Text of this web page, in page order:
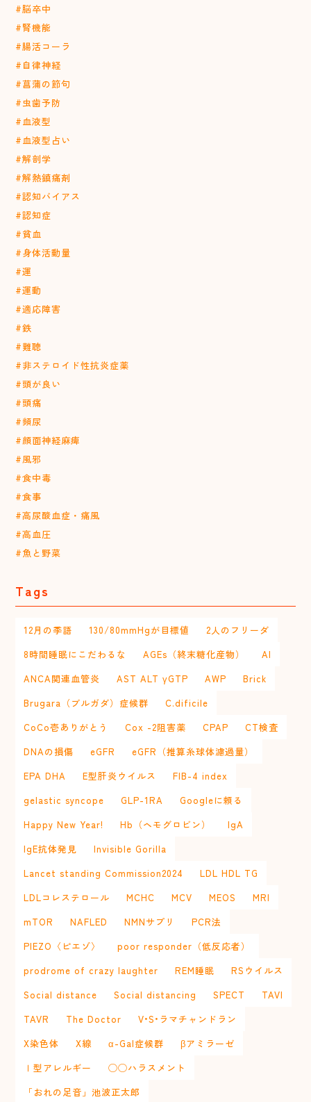
#脳卒中
#腎機能
#腸活コーラ
#自律神経
#菖蒲の節句
#虫歯予防
#血液型
#血液型占い
#解剖学
#解熱鎮痛剤
#認知バイアス
#認知症
#貧血
#身体活動量
#運
#運動
#適応障害
#鉄
#難聴
#非ステロイド性抗炎症薬
#頭が良い
#頭痛
#頻尿
#顔面神経麻痺
#風邪
#食中毒
#食事
#高尿酸血症・痛風
#高血圧
#魚と野菜
Tags
12月の季語 130/80mmHgが目標値
2人のフリーダ
8時間睡眠にこだわるな
AGEs（終末糖化産物）
AI
ANCA関連血管炎
AST ALT γGTP AWP
Brick
Brugara（ブルガダ）症候群
C.dificile
CoCo壱ありがとう
Cox -2阻害薬 CPAP
CT検査
DNAの損傷
eGFR
eGFR（推算糸球体濾過量）
EPA DHA
E型肝炎ウイルス
FIB-4 index
gelastic syncope
GLP-1RA
Googleに頼る
Happy New Year!
Hb（ヘモグロビン）
IgA
IgE抗体発見
Invisible Gorilla
Lancet standing Commission2024
LDL HDL TG
LDLコレステロール
MCHC MCV MEOS
MRI
mTOR
NAFLED NMNサプリ
PCR法
PIEZO〈ピエゾ〉
poor responder（低反応者）
prodrome of crazy laughter
REM睡眠
RSウイルス
Social distance
Social distancing SPECT
TAVI
TAVR
The Doctor
V•S•ラマチャンドラン
X染色体
X線 α-Gal症候群
βアミラーゼ
Ⅰ型アレルギー
◯◯ハラスメント
「おれの足音」池波正太郎